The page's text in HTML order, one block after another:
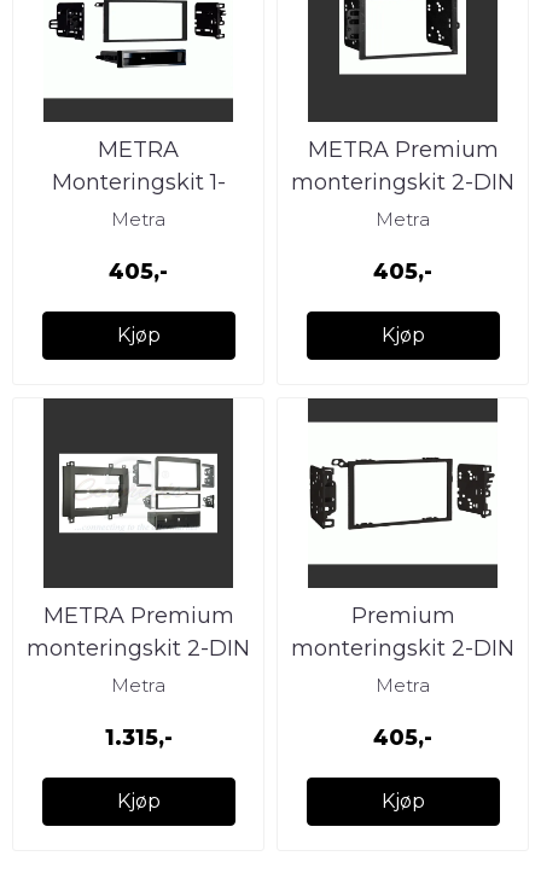
METRA
Monteringskit 1-
DIN/2-DIN
(1990 - 2012
Metra
405,-
Kjøp
METRA Premium
monteringskit 2-DIN
GM
Metra
405,-
Kjøp
METRA Premium
monteringskit 2-DIN
Cadillac CTS (2003-
Metra
1.315,-
Kjøp
Premium
monteringskit 2-DIN
GM (1999-2011)
Metra
405,-
Kjøp